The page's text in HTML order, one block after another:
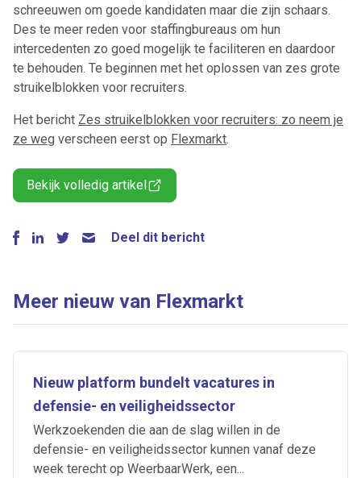
schreeuwen om goede kandidaten maar die zijn schaars.
Des te meer reden voor staffingbureaus om hun
intercedenten zo goed mogelijk te faciliteren en daardoor
te behouden. Te beginnen met het oplossen van zes grote
struikelblokken voor recruiters.
Het bericht Zes struikelblokken voor recruiters: zo neem je
ze weg verscheen eerst op Flexmarkt.
Bekijk volledig artikel
Deel dit bericht
Meer nieuw van Flexmarkt
Nieuw platform bundelt vacatures in
defensie- en veiligheidssector
Werkzoekenden die aan de slag willen in de
defensie- en veiligheidssector kunnen vanaf deze
week terecht op WeerbaarWerk, een...